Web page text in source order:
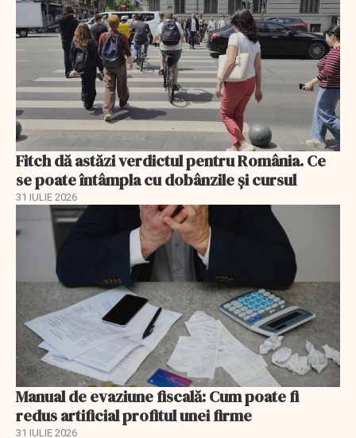
Fitch dă astăzi verdictul pentru România. Ce
se poate întâmpla cu dobânzile și cursul
31 IULIE 2026
Manual de evaziune fiscală: Cum poate fi
redus artificial profitul unei firme
31 IULIE 2026